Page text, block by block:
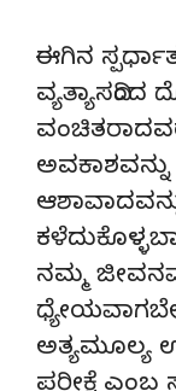
ಈಗಿನ
ವ್ಯತ್ಯಾಸದಿಂದ
ನಮ್ಮ
ಅತ್ಯಮೂಲ್ಯ